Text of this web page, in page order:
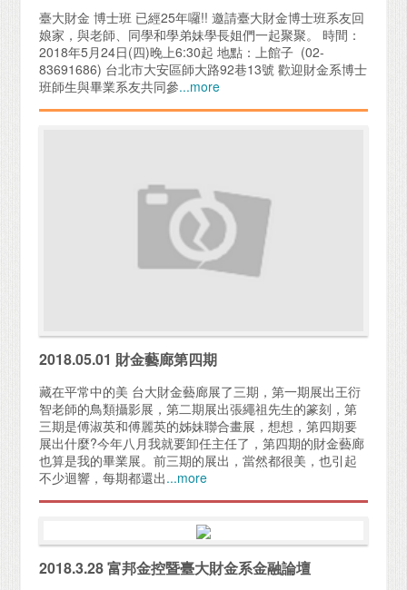
臺大財金 博士班 已經25年囉!! 邀請臺大財金博士班系友回
娘家，與老師、同學和學弟妹學長姐們一起聚聚。 時間：
2018年5月24日(四)晚上6:30起 地點：上館子 (02-
83691686) 台北市大安區師大路92巷13號 歡迎財金系博士
班師生與畢業系友共同參...more
2018.05.01 財金藝廊第四期
藏在平常中的美 台大財金藝廊展了三期，第一期展出王衍
智老師的鳥類攝影展，第二期展出張繩祖先生的篆刻，第
三期是傅淑英和傅麗英的姊妹聯合畫展，想想，第四期要
展出什麼?今年八月我就要卸任主任了，第四期的財金藝廊
也算是我的畢業展。前三期的展出，當然都很美，也引起
不少迴響，每期都還出...more
2018.3.28 富邦金控暨臺大財金系金融論壇